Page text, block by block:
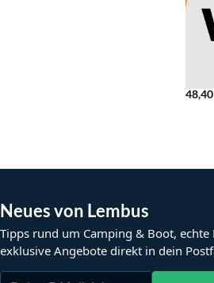
48,40
Neues von Lembus
Tipps rund um Camping & Boot,
exklusive Angebote direkt in dein